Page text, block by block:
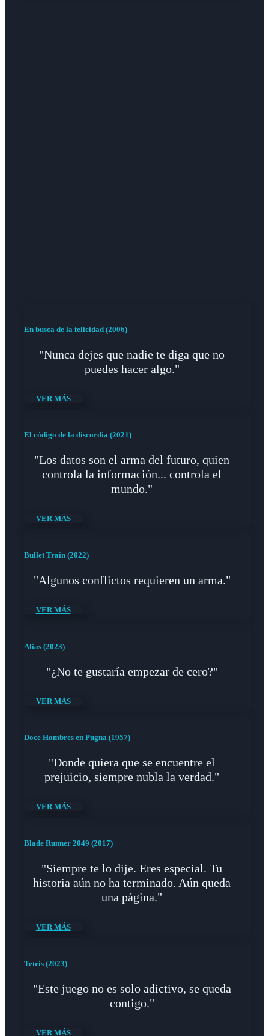
En busca de la felicidad (2006)
"Nunca dejes que nadie te diga que no
puedes hacer algo."
VER MÁS
El código de la discordia (2021)
"Los datos son el arma del futuro, quien
controla la información... controla el
mundo."
VER MÁS
Bullet Train (2022)
"Algunos conflictos requieren un arma."
VER MÁS
Alias (2023)
"¿No te gustaría empezar de cero?"
VER MÁS
Doce Hombres en Pugna (1957)
"Donde quiera que se encuentre el
prejuicio, siempre nubla la verdad."
VER MÁS
Blade Runner 2049 (2017)
"Siempre te lo dije. Eres especial. Tu
historia aún no ha terminado. Aún queda
una página."
VER MÁS
Tetris (2023)
"Este juego no es solo adictivo, se queda
contigo."
VER MÁS